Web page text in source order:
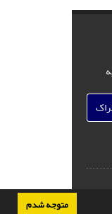
متوجه شدم